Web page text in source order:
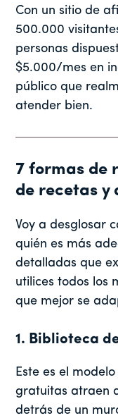
Con un sitio de
500.000
personas
$5.000/mes en
público que
atender bien.
7 formas de
de recetas y
Voy a desglosar
quién es más
detalladas que
utilices todos los
que mejor se
1. Biblioteca
Este es el
gratuitas atraen
detrás de un